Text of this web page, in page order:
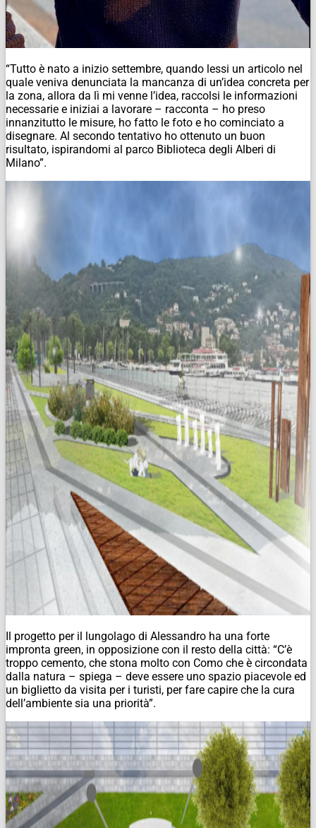
“Tutto è nato a inizio settembre, quando lessi un articolo nel
quale veniva denunciata la mancanza di un’idea concreta per
la zona, allora da lì mi venne l’idea, raccolsi le informazioni
necessarie e iniziai a lavorare – racconta – ho preso
innanzitutto le misure, ho fatto le foto e ho cominciato a
disegnare. Al secondo tentativo ho ottenuto un buon
risultato, ispirandomi al parco Biblioteca degli Alberi di
Milano”.
Il progetto per il lungolago di Alessandro ha una forte
impronta green, in opposizione con il resto della città: “C’è
troppo cemento, che stona molto con Como che è circondata
dalla natura – spiega – deve essere uno spazio piacevole ed
un biglietto da visita per i turisti, per fare capire che la cura
dell’ambiente sia una priorità”.